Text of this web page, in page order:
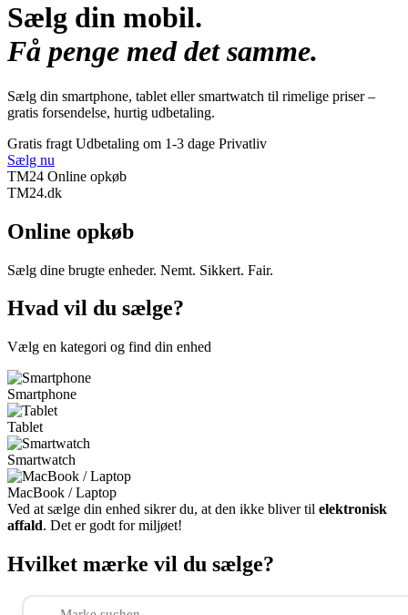
Sælg din mobil.
Få penge med det samme.
Sælg din smartphone, tablet eller smartwatch til rimelige priser –
gratis forsendelse, hurtig udbetaling.
Gratis fragt Udbetaling om 1-3 dage Privatliv
Sælg nu
TM24 Online opkøb
TM24.dk
Online opkøb
Sælg dine brugte enheder. Nemt. Sikkert. Fair.
Hvad vil du sælge?
Vælg en kategori og find din enhed
Smartphone
Tablet
Smartwatch
MacBook / Laptop
Ved at sælge din enhed sikrer du, at den ikke bliver til elektronisk
affald. Det er godt for miljøet!
Hvilket mærke vil du sælge?